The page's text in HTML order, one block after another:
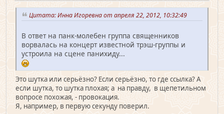
Цитата: Инна Игоревна от апреля 22, 2012, 10:32:49
В ответ на панк-молебен группа священников
ворвалась на концерт известной трэш-группы и
устроила на сцене панихиду...
Это шутка или серьёзно? Если серьёзно, то где ссылка? А
если шутка, то шутка плохая; а на правду, в щепетильном
вопросе похожая, - провокация.
Я, например, в первую секунду поверил.